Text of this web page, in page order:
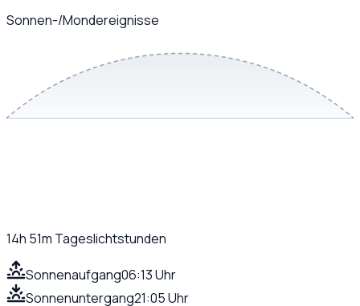
Sonnen-/Mondereignisse
14h 51m Tageslichtstunden
Sonnenaufgang06:13 Uhr
Sonnenuntergang21:05 Uhr